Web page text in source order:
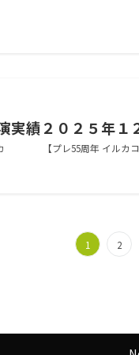
実績２０２５年１
カ 【プレ55周年 イルカ
1 2